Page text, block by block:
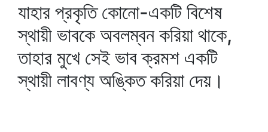
যাহার প্রকৃতি কোনো-একটি বিশেষ
স্থায়ী ভাবকে অবলম্বন করিয়া থাকে,
তাহার মুখে সেই ভাব ক্রমশ একটি
স্থায়ী লাবণ্য অঙ্কিত করিয়া দেয়।